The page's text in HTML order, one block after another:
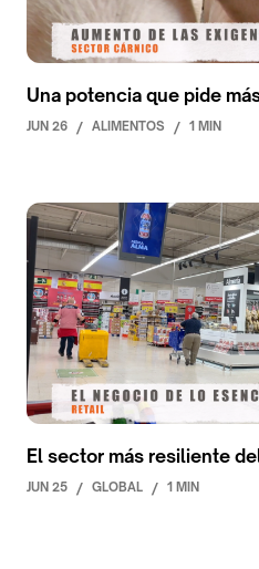
Una potencia que pide
JUN 26 / ALIMENTOS / 1 MIN
El sector más resiliente
JUN 25 / GLOBAL / 1 MIN